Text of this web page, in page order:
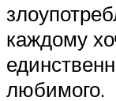
каждому
любимого.